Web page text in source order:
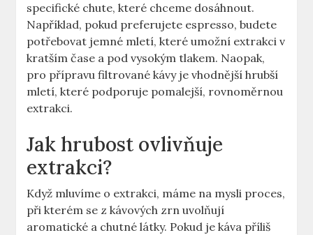
specifické chute, které chceme dosáhnout.
Například, pokud preferujete​ espresso, budete
potřebovat jemné mletí, které umožní extrakci v
kratším čase a⁢ pod vysokým tlakem. Naopak,
pro přípravu filtrované kávy je vhodnější hrubší
⁢mletí, které podporuje pomalejší, rovnoměrnou
extrakci.
Jak hrubost ovlivňuje
extrakci?
Když mluvíme o extrakci, máme na mysli proces,⁤
při kterém se z kávových zrn​ uvolňují
aromatické a chutné⁣ látky. Pokud je káva příliš⁤